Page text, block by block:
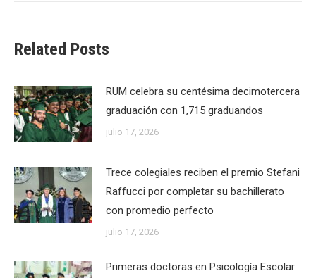
Related Posts
RUM celebra su centésima decimotercera
graduación con 1,715 graduandos
julio 17, 2026
Trece colegiales reciben el premio Stefani
Raffucci por completar su bachillerato
con promedio perfecto
julio 17, 2026
Primeras doctoras en Psicología Escolar